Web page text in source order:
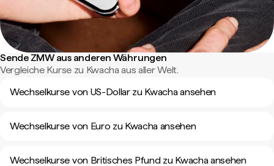
Sende ZMW aus anderen Währungen
Vergleiche Kurse zu Kwacha aus aller Welt.
Wechselkurse von US-Dollar zu Kwacha ansehen
Wechselkurse von Euro zu Kwacha ansehen
Wechselkurse von Britisches Pfund zu Kwacha ansehen